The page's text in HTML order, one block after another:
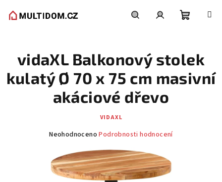
košík
vidaXL Balkonový stolek
kulatý Ø 70 x 75 cm masivní
akáciové dřevo
VIDAXL
Průměrné
produktu
je
0,0
Neohodnoceno Podrobnosti hodnocení